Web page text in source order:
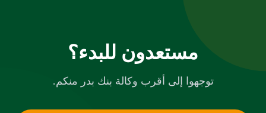
مستعدون للبدء؟
توجهوا إلى أقرب وكالة بنك بدر منكم.